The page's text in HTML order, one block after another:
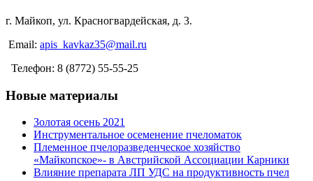
г. Майкоп, ул. Красногвардейская, д. 3.
Email: apis_kavkaz35@mail.ru
Телефон: 8 (8772) 55-55-25
Новые материалы
Золотая осень 2021
Инструментальное осеменение пчеломаток
Племенное пчелоразведенческое хозяйство
«Майкопское»- в Австрийской Ассоциации Карники
Влияние препарата ЛП УДС на продуктивность пчел